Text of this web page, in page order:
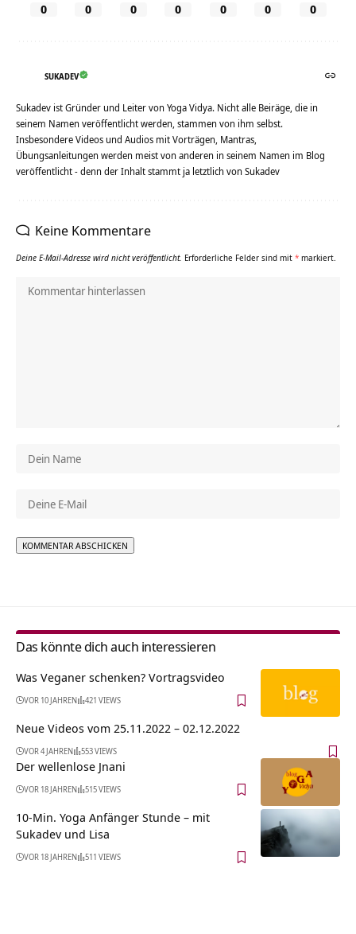
0 0 0 0 0 0 0
SUKADEV
Sukadev ist Gründer und Leiter von Yoga Vidya. Nicht alle Beiräge, die in
seinem Namen veröffentlicht werden, stammen von ihm selbst.
Insbesondere Videos und Audios mit Vorträgen, Mantras,
Übungsanleitungen werden meist von anderen in seinem Namen im Blog
veröffentlicht - denn der Inhalt stammt ja letztlich von Sukadev
Keine Kommentare
Deine E-Mail-Adresse wird nicht veröffentlicht. Erforderliche Felder sind mit * markiert.
Das könnte dich auch interessieren
Was Veganer schenken? Vortragsvideo
VOR 10 JAHREN 421 VIEWS
Neue Videos vom 25.11.2022 – 02.12.2022
VOR 4 JAHREN 553 VIEWS
Der wellenlose Jnani
VOR 18 JAHREN 515 VIEWS
10-Min. Yoga Anfänger Stunde – mit
Sukadev und Lisa
VOR 18 JAHREN 511 VIEWS